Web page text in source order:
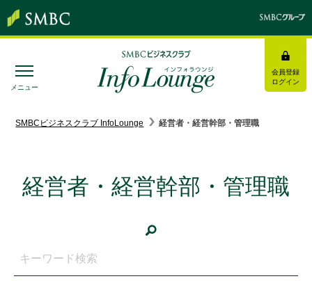
メニュー
会員登録
ログイン
みんなの研修
トピックス＆インフォメーション
お役立ち情報
SMBCビジネスクラブ InfoLounge 経営者・経営幹部・管理職
経営者・経営幹部・管理職